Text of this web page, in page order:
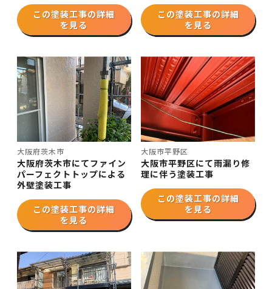
この塗装工事の詳細
を見る
この塗装工事の詳細
を見る
大阪府茨木市
大阪府茨木市にてファイン
パーフェクトトップによる
外壁塗装工事
この塗装工事の詳細
を見る
大阪市平野区
大阪市平野区にて雨漏り修
理に伴う塗装工事
この塗装工事の詳細
を見る